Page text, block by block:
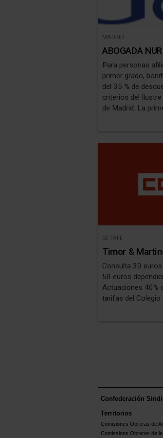
MADRID
ABOGADA
Para personas
primer grado,
del 35 % de
criterios del Ilustre
de Madrid. La
GETAFE
Timor &
Consulta 30
50 euros
Actuaciones 40%
tarifas del Colegio
Confederación
Territorios
Comisiones Obreras de
Comissions Obreres de